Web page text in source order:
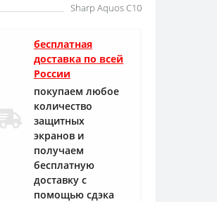
Sharp Aquos C10
бесплатная
доставка по всей
России
покупаем любое
количество
защитных
экранов и
получаем
бесплатную
доставку с
помощью сдэка